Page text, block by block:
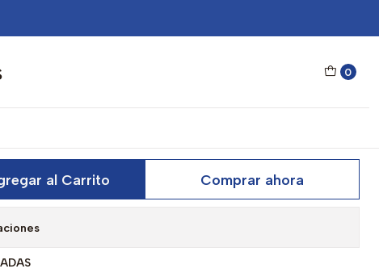
0
Transparent Chrome HSPD24TST0 Unisex - Talla 45mm
Hawkers Speed
HSPD24TST0 Unisex -
al Carrito Comprar ahora